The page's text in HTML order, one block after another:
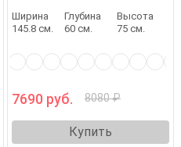
Ширина
145.8 см.
Глубина
60 см.
Высота
75 см.
7690 руб. 8080 ₽
Купить